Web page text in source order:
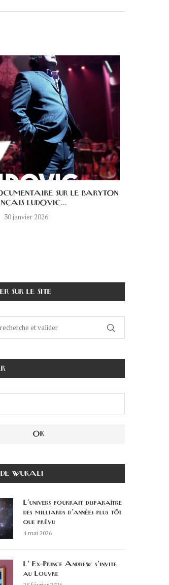
SUR LE BARYTON
LUDOVIC...
30 janvier 2026
SUR LE SITE
WUKALI
L’univers pourrait disparaître
des milliards d’années plus tôt
que prévu
4 mai 2026
L’ Ex-Prince Andrew s’invite
au Louvre